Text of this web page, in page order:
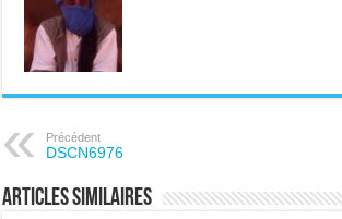
Précédent
DSCN6976
Articles similaires